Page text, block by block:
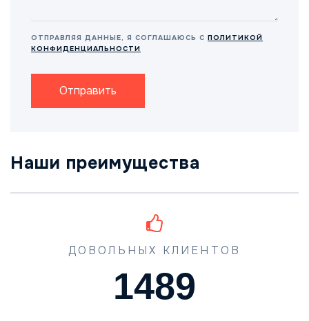
ОТПРАВЛЯЯ ДАННЫЕ, Я СОГЛАШАЮСЬ С ПОЛИТИКОЙ
КОНФИДЕНЦИАЛЬНОСТИ
Отправить
Наши преимущества
ДОВОЛЬНЫХ КЛИЕНТОВ
1489